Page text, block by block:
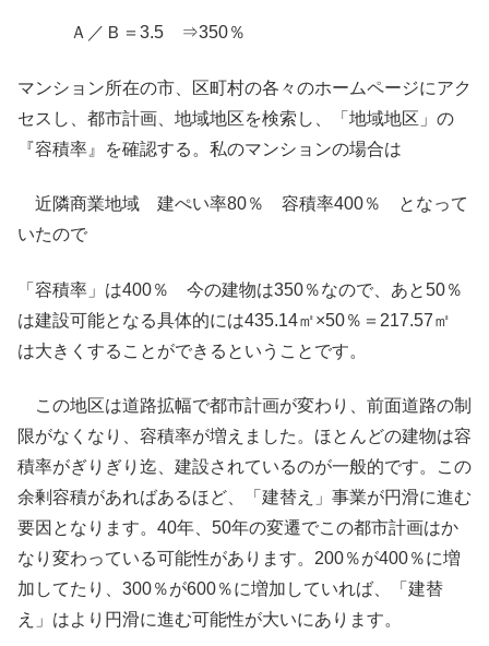
Ａ／Ｂ＝3.5 ⇒350％
マンション所在の市、区町村の各々のホームページにアク
セスし、都市計画、地域地区を検索し、「地域地区」の
『容積率』を確認する。私のマンションの場合は
近隣商業地域 建ぺい率80％ 容積率400％ となって
いたので
「容積率」は400％ 今の建物は350％なので、あと50％
は建設可能となる具体的には435.14㎡×50％＝217.57㎡
は大きくすることができるということです。
この地区は道路拡幅で都市計画が変わり、前面道路の制
限がなくなり、容積率が増えました。ほとんどの建物は容
積率がぎりぎり迄、建設されているのが一般的です。この
余剰容積があればあるほど、「建替え」事業が円滑に進む
要因となります。40年、50年の変遷でこの都市計画はか
なり変わっている可能性があります。200％が400％に増
加してたり、300％が600％に増加していれば、「建替
え」はより円滑に進む可能性が大いにあります。